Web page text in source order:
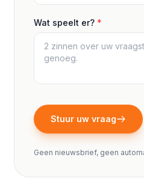
Wat speelt er? *
Stuur uw vraag
Geen nieuwsbrief, geen